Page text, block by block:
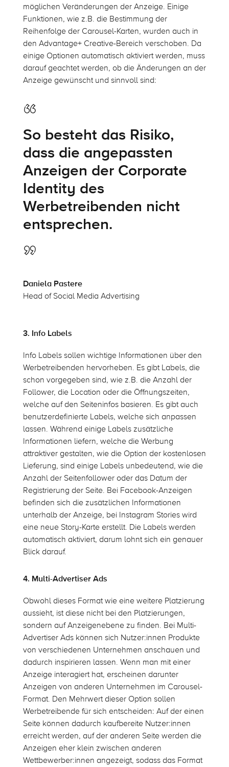
möglichen Veränderungen der Anzeige. Einige
Funktionen, wie z.B. die Bestimmung der
Reihenfolge der Carousel-Karten, wurden auch in
den Advantage+ Creative-Bereich verschoben. Da
einige Optionen automatisch aktiviert werden, muss
darauf geachtet werden, ob die Änderungen an der
Anzeige gewünscht und sinnvoll sind:
So besteht das Risiko,
dass die angepassten
Anzeigen der Corporate
Identity des
Werbetreibenden nicht
entsprechen.
Daniela Pastere
Head of Social Media Advertising
3. Info Labels
Info Labels sollen wichtige Informationen über den
Werbetreibenden hervorheben. Es gibt Labels, die
schon vorgegeben sind, wie z.B. die Anzahl der
Follower, die Location oder die Öffnungszeiten,
welche auf den Seiteninfos basieren. Es gibt auch
benutzerdefinierte Labels, welche sich anpassen
lassen. Während einige Labels zusätzliche
Informationen liefern, welche die Werbung
attraktiver gestalten, wie die Option der kostenlosen
Lieferung, sind einige Labels unbedeutend, wie die
Anzahl der Seitenfollower oder das Datum der
Registrierung der Seite. Bei Facebook-Anzeigen
befinden sich die zusätzlichen Informationen
unterhalb der Anzeige, bei Instagram Stories wird
eine neue Story-Karte erstellt. Die Labels werden
automatisch aktiviert, darum lohnt sich ein genauer
Blick darauf.
4. Multi-Advertiser Ads
Obwohl dieses Format wie eine weitere Platzierung
aussieht, ist diese nicht bei den Platzierungen,
sondern auf Anzeigenebene zu finden. Bei Multi-
Advertiser Ads können sich Nutzer:innen Produkte
von verschiedenen Unternehmen anschauen und
dadurch inspirieren lassen. Wenn man mit einer
Anzeige interagiert hat, erscheinen darunter
Anzeigen von anderen Unternehmen im Carousel-
Format. Den Mehrwert dieser Option sollen
Werbetreibende für sich entscheiden: Auf der einen
Seite können dadurch kaufbereite Nutzer:innen
erreicht werden, auf der anderen Seite werden die
Anzeigen eher klein zwischen anderen
Wettbewerber:innen angezeigt, sodass das Format